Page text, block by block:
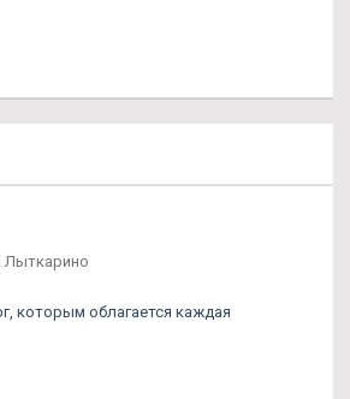
Лыткарино
которым облагается каждая